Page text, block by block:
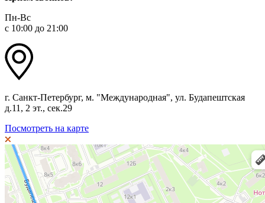
Пн-Вс
с 10:00 до 21:00
г. Санкт-Петербург, м. "Международная", ул. Будапештская
д.11, 2 эт., сек.29
Посмотреть на карте